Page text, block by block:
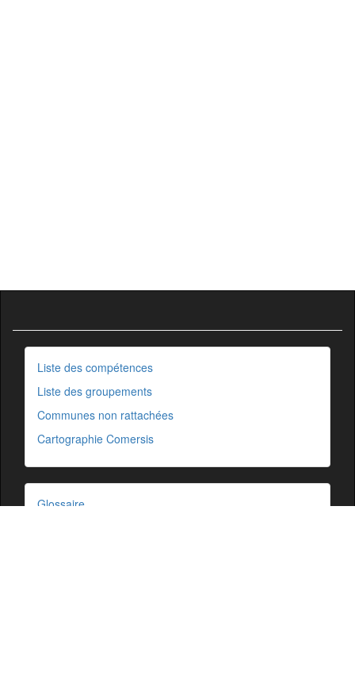
Liste des compétences
Liste des groupements
Communes non rattachées
Cartographie Comersis
Glossaire